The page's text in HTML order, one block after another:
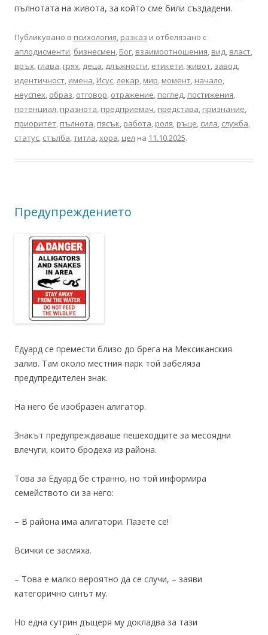
пълнотата на живота, за който сме били създадени.
Публикувано в психология, разказ и отбелязано с
аплодисменти, бизнесмен, Бог, взаимоотношения, вид, власт,
връх, глава, грях, деца, длъжности, етикети,живот, завод,
идентичност, имена, Исус,лекар, мир, момент, начало,
неуспех, образ, отговор, отражение, поглед, постижения,
потенциал, празнота, предприемач, представа, признание,
приоритет, пълнота, пясък, работа, роля, ръце, сила, служба,
статус, стълба,титла,хора, цел на 11.10.2025.
Предупреждението
Едуард се премести близо до брега на Мексиканския
залив. Там около местния парк той забеляза
предупредителен знак.
На него бе изобразен алигатор.
Знакът предупреждаваше пешеходците за месоядни
влечуги, които бродеха из района.
Това за Едуард бе странно, но той информира
семейството си за него:
– В района има алигатори. Пазете се!
Всички се засмяха.
– Това е малко вероятно да се случи, – заяви
категорично синът му.
Но една сутрин дъщеря му докладва за тази